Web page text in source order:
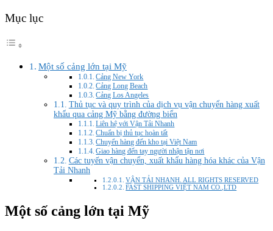
Mục lục
Một số cảng lớn tại Mỹ
Cảng New York
Cảng Long Beach
Cảng Los Angeles
Thủ tục và quy trình của dịch vụ vận chuyển hàng xuất
khẩu qua cảng Mỹ bằng đường biển
Liên hệ với Vận Tải Nhanh
Chuẩn bị thủ tục hoàn tất
Chuyển hàng đến kho tại Việt Nam
Giao hàng đến tay người nhận tận nơi
Các tuyến vận chuyển, xuất khẩu hàng hóa khác của Vận
Tải Nhanh
VẬN TẢI NHANH. ALL RIGHTS RESERVED
FAST SHIPPING VIỆT NAM CO.,LTD
Một số cảng lớn tại Mỹ